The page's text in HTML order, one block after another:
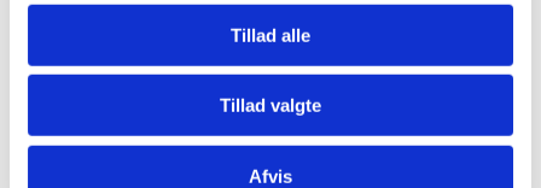
Tillad alle
Tillad valgte
Afvis
moniteringsarbejder, som er basis for de arktiske
landes bidrag til globale natur-, miljø- og klimaaftaler.
Det drejer sig konkret om f.eks. den nyeste viden om
miljøgifte til Stockholmkonventionen, viden om de
arktiske økosystemer til Biodiversitetskonventionen
og viden om klimaændringerne i Arktis til